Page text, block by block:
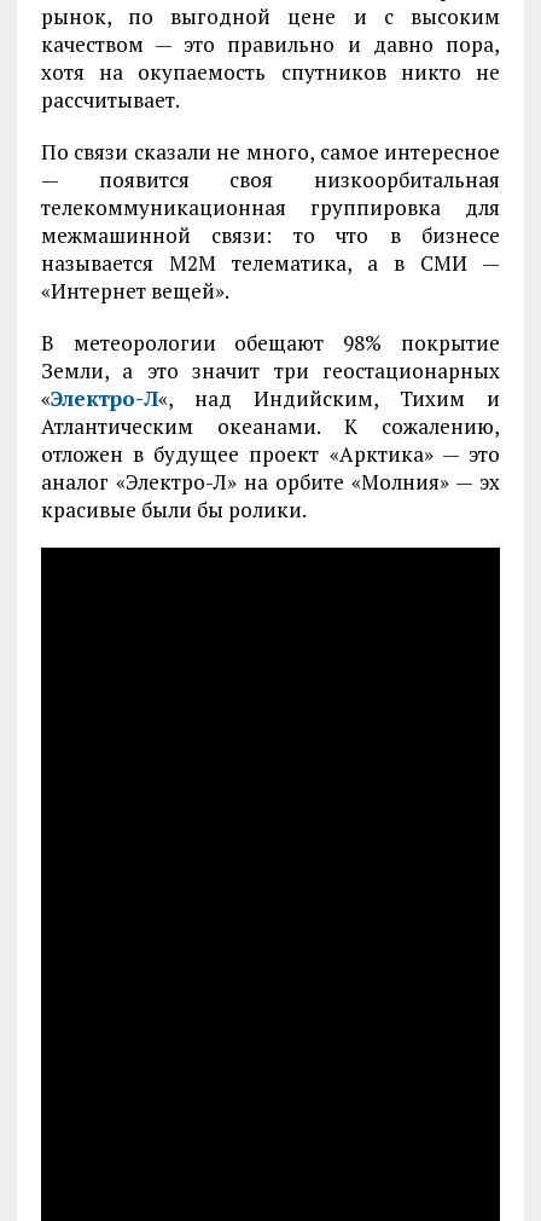
рынок, по выгодной цене и с высоким
качеством — это правильно и давно пора,
хотя на окупаемость спутников никто не
рассчитывает.
По связи сказали не много, самое интересное
— появится своя низкоорбитальная
телекоммуникационная группировка для
межмашинной связи: то что в бизнесе
называется М2М телематика, а в СМИ —
«Интернет вещей».
В метеорологии обещают 98% покрытие
Земли, а это значит три геостационарных
«Электро-Л«, над Индийским, Тихим и
Атлантическим океанами. К сожалению,
отложен в будущее проект «Арктика» — это
аналог «Электро-Л» на орбите «Молния» — эх
красивые были бы ролики.